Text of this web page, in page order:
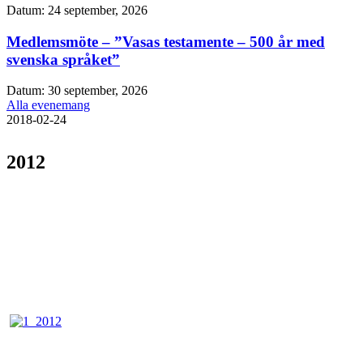
Datum: 24 september, 2026
Medlemsmöte – ”Vasas testamente – 500 år med
svenska språket”
Datum: 30 september, 2026
Alla evenemang
2018-02-24
2012